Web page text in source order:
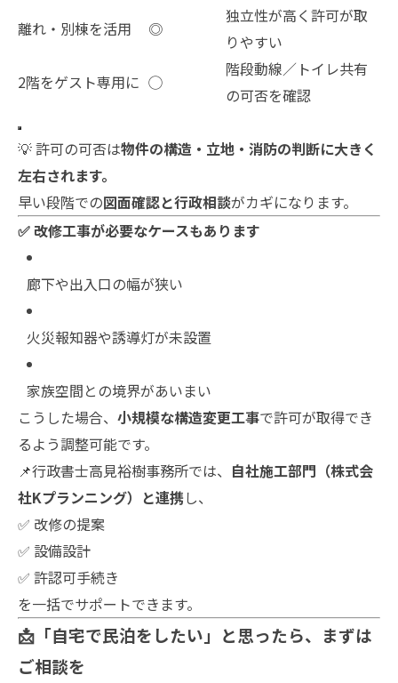
離れ・別棟を活用
◎
独立性が高く許可が取
りやすい
2階をゲスト専用に ◯
階段動線／トイレ共有
の可否を確認
💡 許可の可否は物件の構造・立地・消防の判断に大きく
左右されます。
早い段階での図面確認と行政相談がカギになります。
✅ 改修工事が必要なケースもあります
廊下や出入口の幅が狭い
火災報知器や誘導灯が未設置
家族空間との境界があいまい
こうした場合、 小規模な構造変更工事で許可が取得でき
るよう調整可能です。
📌行政書士高見裕樹事務所では、 自社施工部門（株式会
社Kプランニング）と連携し、
✅ 改修の提案
✅ 設備設計
✅ 許認可手続き
を一括でサポートできます。
📩「自宅で民泊をしたい」と思ったら、まずは
ご相談を